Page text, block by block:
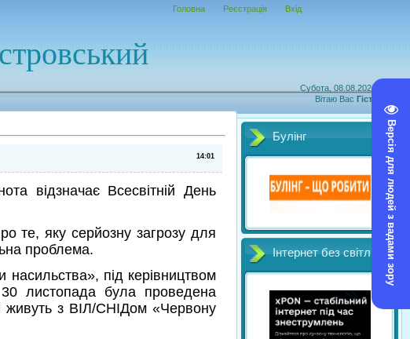
Версія для людей з вадами зору
Субота, 08.08.2026, 09:26
Вітаю Вас Гість
Головна Реєстрація Вхід
14:01
відзначає Всесвітній День
те, яку серйозну загрозу для
проблема.
насильства», під керівництвом
листопада була проведена
живуть з ВІЛ/СНІДом «Червону
Булінг
Інтернет без світл